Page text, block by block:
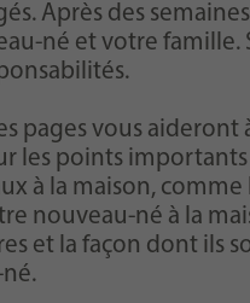
Après des
né et votre famille.
pages vous
les points
à la maison,
nouveau-né à la
et la façon dont ils